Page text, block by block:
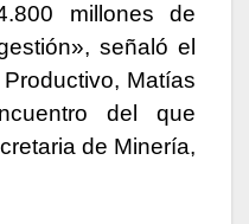
millones de
señaló el
Matías
del que
de Minería,